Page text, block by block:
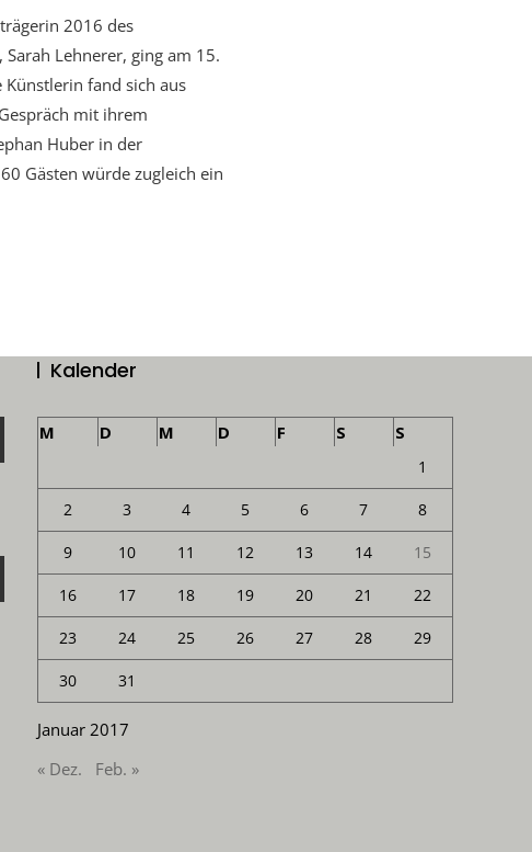
2016 des
Lehnerer, ging am 15.
Künstlerin fand sich aus
mit ihrem
Huber in der
Gästen würde zugleich ein
Kalender
Januar 2017
M D M D F S S
1
2 3 4 5 6 7 8
9 10 11 12 13 14 15
16 17 18 19 20 21 22
23 24 25 26 27 28 29
30 31
« Dez. Feb. »